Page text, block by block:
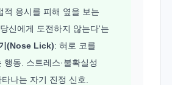
적 응시를 피해 옆을 보는
신에게 도전하지 않는다'는
(Nose Lick): 혀로 코를
행동. 스트레스·불확실성
나는 자기 진정 신호.